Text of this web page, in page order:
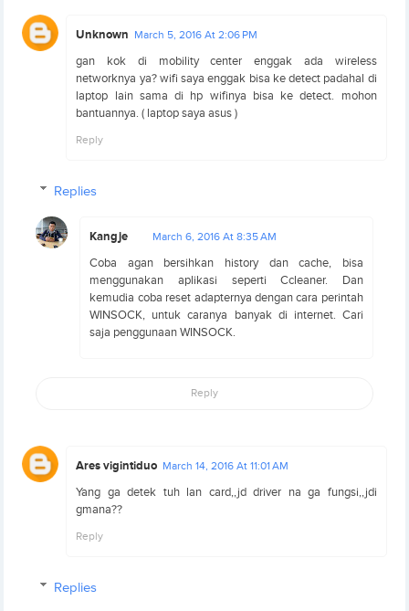
Unknown March 5, 2016 At 2:06 PM
gan kok di mobility center enggak ada wireless
networknya ya? wifi saya enggak bisa ke detect padahal di
laptop lain sama di hp wifinya bisa ke detect. mohon
bantuannya. ( laptop saya asus )
Reply
Replies
Kangje March 6, 2016 At 8:35 AM
Coba agan bersihkan history dan cache, bisa
menggunakan aplikasi seperti Ccleaner. Dan
kemudia coba reset adapternya dengan cara perintah
WINSOCK, untuk caranya banyak di internet. Cari
saja penggunaan WINSOCK.
Reply
Ares vigintiduo March 14, 2016 At 11:01 AM
Yang ga detek tuh lan card,,jd driver na ga fungsi,,jdi
gmana??
Reply
Replies